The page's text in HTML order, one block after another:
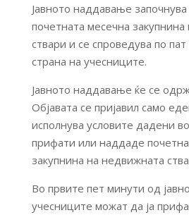
Јавното наддавање
почетната месечна
ствари и се спроведува по
страна на учесниците.
Јавното наддавање ќе се
Објавата се пријавил само
исполнува условите дадени
прифати или наддаде
закупнина на недвижната
Во првите пет минути од
учесниците можат да ја